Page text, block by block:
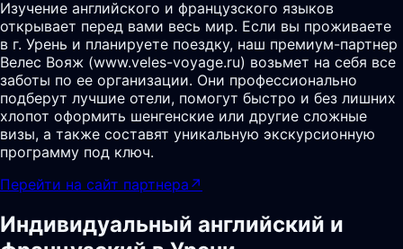
Изучение английского и французского языков
открывает перед вами весь мир. Если вы проживаете
в г. Урень и планируете поездку, наш премиум-партнер
Велес Вояж (www.veles-voyage.ru) возьмет на себя все
заботы по ее организации. Они профессионально
подберут лучшие отели, помогут быстро и без лишних
хлопот оформить шенгенские или другие сложные
визы, а также составят уникальную экскурсионную
программу под ключ.
Перейти на сайт партнера ↗
Индивидуальный английский и